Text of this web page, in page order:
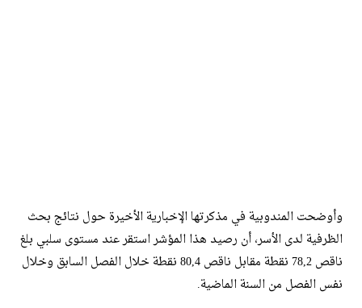
وأوضحت المندوبية في مذكرتها الإخبارية الأخيرة حول نتائج بحث
الظرفية لدى الأسر، أن رصيد هذا المؤشر استقر عند مستوى سلبي بلغ
ناقص 78,2 نقطة مقابل ناقص 80,4 نقطة خلال الفصل السابق وخلال
نفس الفصل من السنة الماضية.